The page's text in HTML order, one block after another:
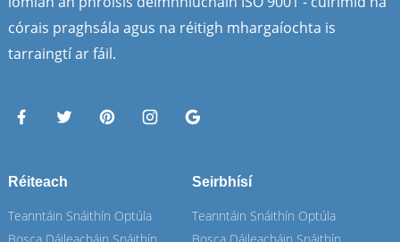
córais praghsála agus na réitigh mhargaíochta is
tarraingtí ar fáil.
Réiteach
Teanntáin Snáithín Optúla
Seirbhísí
Teanntáin Snáithín Optúla